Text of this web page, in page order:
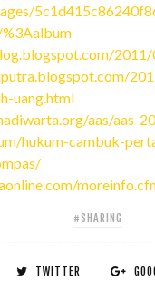
uang.html
aas/aas-
hukum-cambuk-
#SHARING
TWITTER